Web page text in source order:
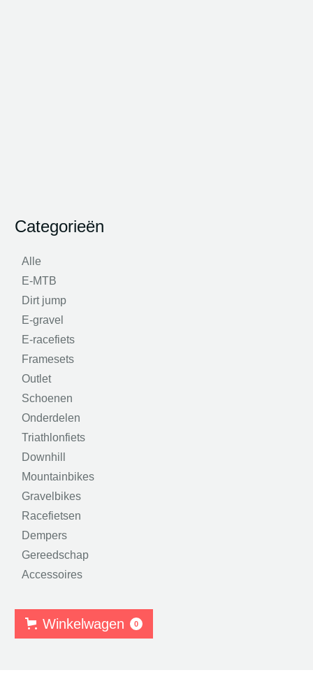
Categorieën
Alle
E-MTB
Dirt jump
E-gravel
E-racefiets
Framesets
Outlet
Schoenen
Onderdelen
Triathlonfiets
Downhill
Mountainbikes
Gravelbikes
Racefietsen
Dempers
Gereedschap
Accessoires
Winkelwagen 0